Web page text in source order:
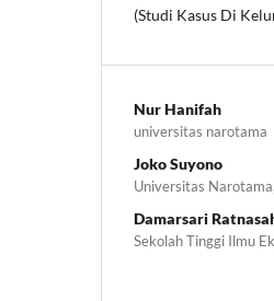
(Studi Kasus Di
Nur Hanifah
universitas narotama
Joko Suyono
Universitas
Damarsari
Sekolah Tinggi Ilmu